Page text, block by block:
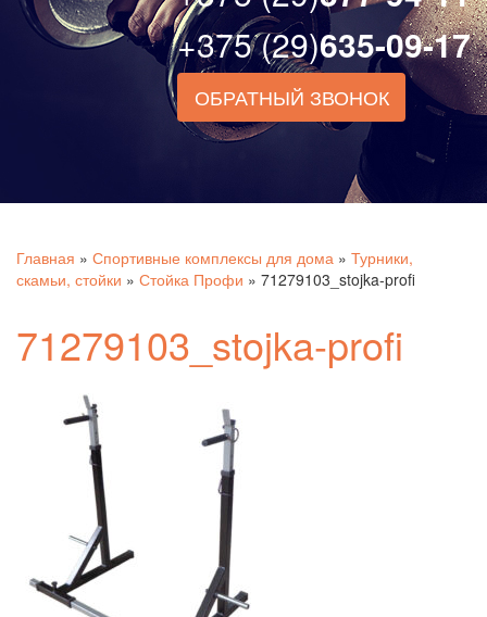
+375 (29)635-09-17
ОБРАТНЫЙ ЗВОНОК
Главная » Спортивные комплексы для дома » Турники,
скамьи, стойки » Стойка Профи » 71279103_stojka-profi
71279103_stojka-profi